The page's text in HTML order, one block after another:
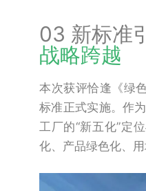
03 新标准
战略跨越
本次获评恰逢《绿
标准正式实施。作
工厂的“新五化”定
化、产品绿色化、用